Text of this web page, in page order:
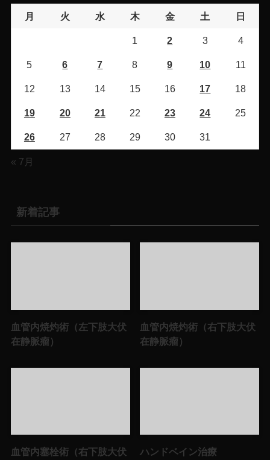
月 火 水 木 金 土 日
1 2 3 4
5 6 7 8 9 10 11
12 13 14 15 16 17 18
19 20 21 22 23 24 25
26 27 28 29 30 31
« 7月
新着記事
血管内焼灼術（左下肢大伏
在静脈瘤）
血管内焼灼術（右下肢大伏
在静脈瘤）
血管内塞栓術（右下肢大伏
ハンドベイン治療